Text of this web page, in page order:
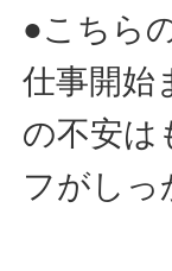
●こちら
仕事開始
の不安は
フがしっ